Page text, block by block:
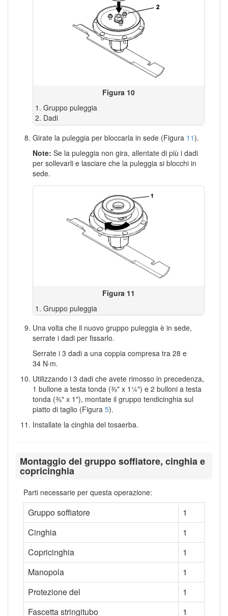
Figura 10
Gruppo puleggia
Dadi
Girate la puleggia per bloccarla in sede (Figura 11).
Note: Se la puleggia non gira, allentate di più i dadi
per sollevarli e lasciare che la puleggia si blocchi in
sede.
Figura 11
Gruppo puleggia
Una volta che il nuovo gruppo puleggia è in sede,
serrate i dadi per fissarlo.
Serrate i 3 dadi a una coppia compresa tra 28 e
34 N∙m.
Utilizzando i 3 dadi che avete rimosso in precedenza,
1 bullone a testa tonda (⅜" x 1¼") e 2 bulloni a testa
tonda (⅜" x 1"), montate il gruppo tendicinghia sul
piatto di taglio (Figura 5).
Installate la cinghia del tosaerba.
Montaggio del gruppo soffiatore, cinghia e
copricinghia
Parti necessarie per questa operazione:
Gruppo soffiatore
1
Cinghia
1
Copricinghia
1
Manopola
1
Protezione del
1
Fascetta stringitubo
1